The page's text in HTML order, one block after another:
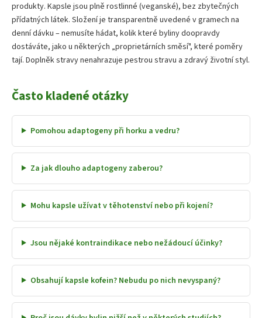
produkty. Kapsle jsou plně rostlinné (veganské), bez zbytečných
přídatných látek. Složení je transparentně uvedené v gramech na
denní dávku – nemusíte hádat, kolik které byliny doopravdy
dostáváte, jako u některých „proprietárních směsí", které poměry
tají. Doplněk stravy nenahrazuje pestrou stravu a zdravý životní styl.
Často kladené otázky
Pomohou adaptogeny při horku a vedru?
Za jak dlouho adaptogeny zaberou?
Mohu kapsle užívat v těhotenství nebo při kojení?
Jsou nějaké kontraindikace nebo nežádoucí účinky?
Obsahují kapsle kofein? Nebudu po nich nevyspaný?